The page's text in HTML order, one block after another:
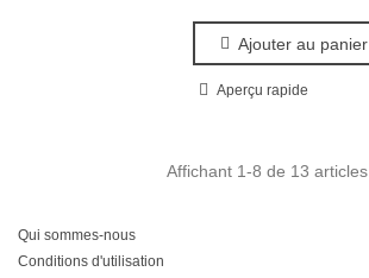
Ajouter au panier
Aperçu rapide
Affichant 1-8 de 13 articles
Qui sommes-nous
Conditions d'utilisation